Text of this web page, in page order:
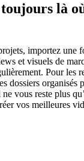
là
importez une
et visuels de
Pour les
dossiers organisés
vous reste plus
vos meilleures